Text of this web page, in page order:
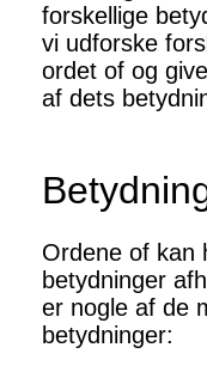
forskellige
vi udforske
ordet of og
af dets
Ordene of kan
betydninger
er nogle af de
betydninger: